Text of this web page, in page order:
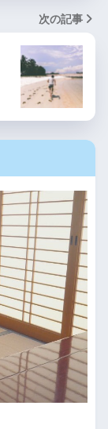
次の記事